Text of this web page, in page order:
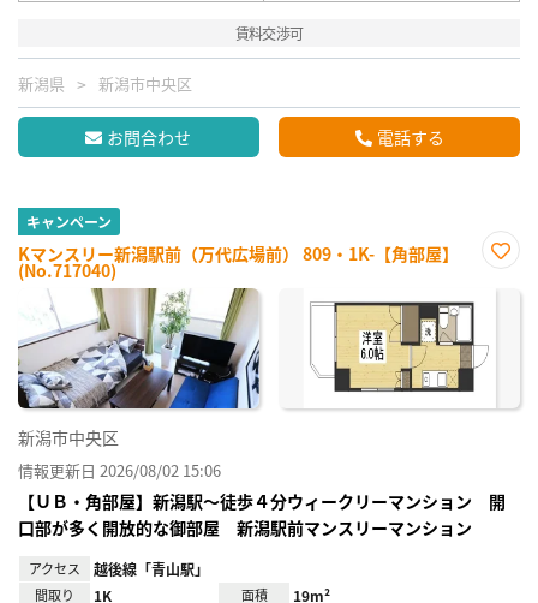
賃料交渉可
新潟県 新潟市中央区
お問合わせ 電話する
キャンペーン
Kマンスリー新潟駅前（万代広場前） 809・1K-【角部屋】
(No.717040)
に入
新潟市中央区
情報更新日 2026/08/02 15:06
【ＵＢ・角部屋】新潟駅～徒歩４分ウィークリーマンション 開
口部が多く開放的な御部屋 新潟駅前マンスリーマンション
アクセス 越後線「青山駅」
間取り 1K 面積 19m²